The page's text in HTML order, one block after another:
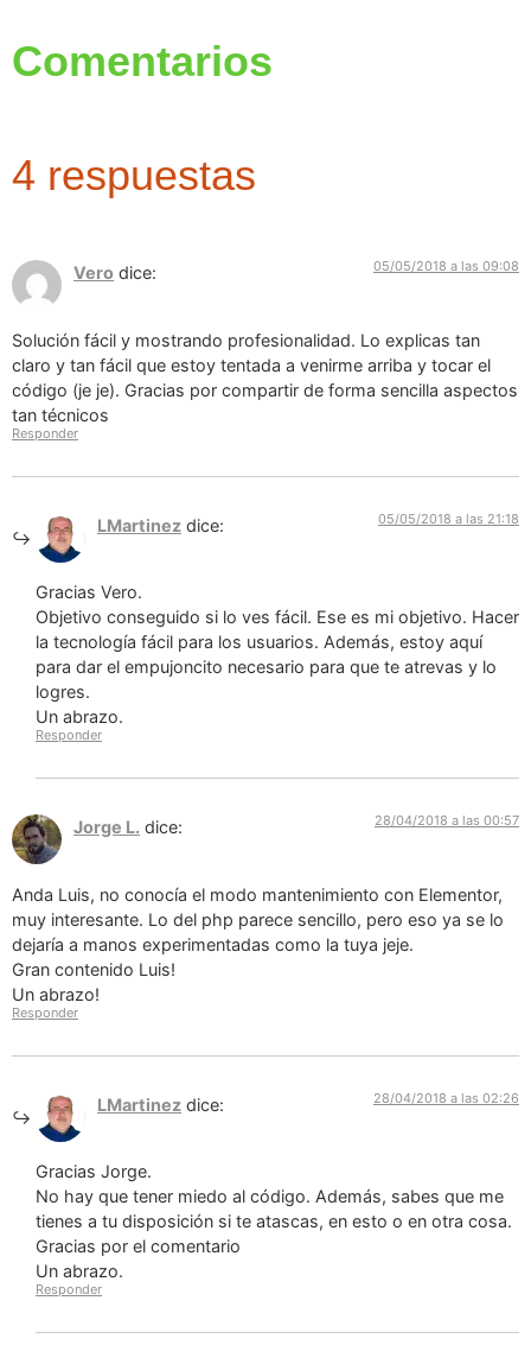
Comentarios
4 respuestas
Vero dice: 05/05/2018 a las 09:08
Solución fácil y mostrando profesionalidad. Lo explicas tan
claro y tan fácil que estoy tentada a venirme arriba y tocar el
código (je je). Gracias por compartir de forma sencilla aspectos
tan técnicos
Responder
LMartinez dice: 05/05/2018 a las 21:18
Gracias Vero.
Objetivo conseguido si lo ves fácil. Ese es mi objetivo. Hacer
la tecnología fácil para los usuarios. Además, estoy aquí
para dar el empujoncito necesario para que te atrevas y lo
logres.
Un abrazo.
Responder
Jorge L. dice: 28/04/2018 a las 00:57
Anda Luis, no conocía el modo mantenimiento con Elementor,
muy interesante. Lo del php parece sencillo, pero eso ya se lo
dejaría a manos experimentadas como la tuya jeje.
Gran contenido Luis!
Un abrazo!
Responder
LMartinez dice: 28/04/2018 a las 02:26
Gracias Jorge.
No hay que tener miedo al código. Además, sabes que me
tienes a tu disposición si te atascas, en esto o en otra cosa.
Gracias por el comentario
Un abrazo.
Responder